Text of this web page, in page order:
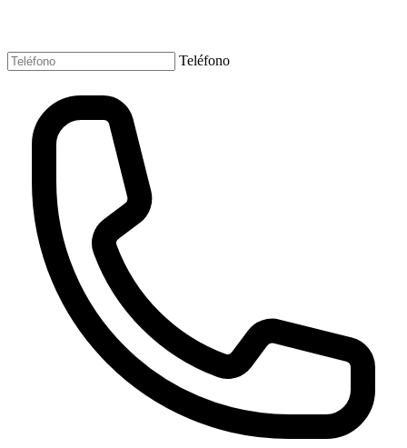
Teléfono